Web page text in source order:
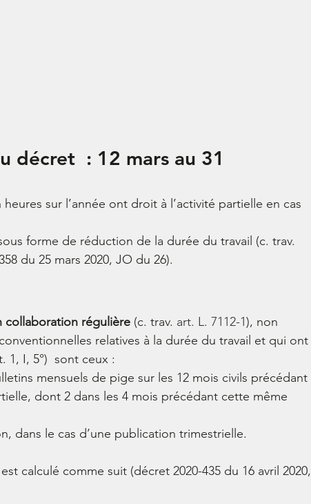
décret  : 12 mars au 31
sur l’année ont droit à l’activité partielle en cas
forme de réduction de la durée du travail (c. trav.
du 25 mars 2020, JO du 26).
collaboration régulière (c. trav. art. L. 7112-1), non
relatives à la durée du travail et qui ont
1, I, 5°)  sont ceux :
mensuels de pige sur les 12 mois civils précédant
dont 2 dans les 4 mois précédant cette même
dans le cas d’une publication trimestrielle.
calculé comme suit (décret 2020-435 du 16 avril 2020,